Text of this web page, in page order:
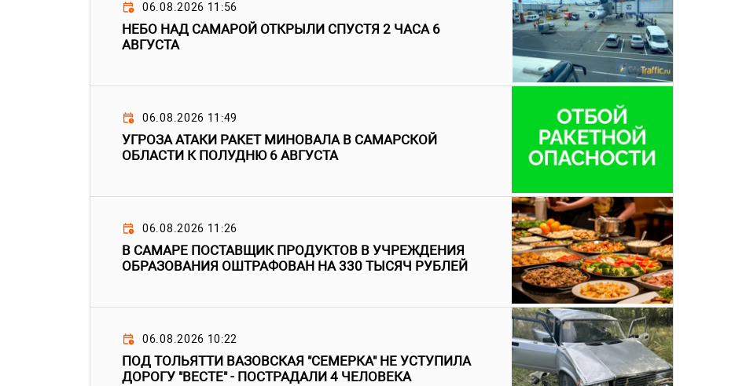
06.08.2026 11:56
НЕБО НАД САМАРОЙ ОТКРЫЛИ СПУСТЯ 2 ЧАСА 6
АВГУСТА
06.08.2026 11:49
УГРОЗА АТАКИ РАКЕТ МИНОВАЛА В САМАРСКОЙ
ОБЛАСТИ К ПОЛУДНЮ 6 АВГУСТА
06.08.2026 11:26
В САМАРЕ ПОСТАВЩИК ПРОДУКТОВ В УЧРЕЖДЕНИЯ
ОБРАЗОВАНИЯ ОШТРАФОВАН НА 330 ТЫСЯЧ РУБЛЕЙ
06.08.2026 10:22
ПОД ТОЛЬЯТТИ ВАЗОВСКАЯ "СЕМЕРКА" НЕ УСТУПИЛА
ДОРОГУ "ВЕСТЕ" - ПОСТРАДАЛИ 4 ЧЕЛОВЕКА